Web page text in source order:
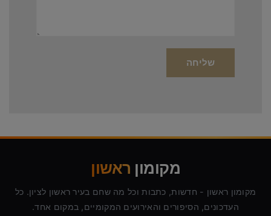
מקומון ראשון
מקומון ראשון - חדשות, כתבות וכל מה שחם בעיר ראשון לציון. כל
העדכונים, הסיפורים והאירועים המקומיים, במקום אחד.